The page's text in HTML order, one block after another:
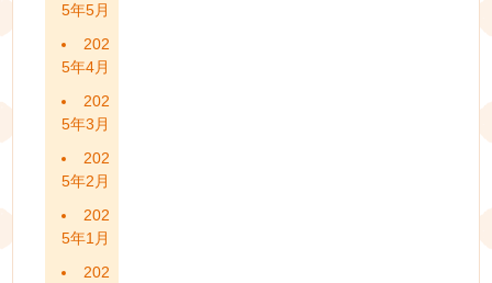
5年5月
202
5年4月
202
5年3月
202
5年2月
202
5年1月
202